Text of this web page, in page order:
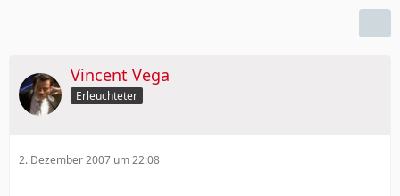
Vincent Vega
Erleuchteter
2. Dezember 2007 um 22:08